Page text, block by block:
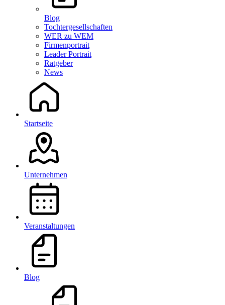
Blog
Tochtergesellschaften
WER zu WEM
Firmenportrait
Leader Portrait
Ratgeber
News
Startseite
Unternehmen
Veranstaltungen
Blog